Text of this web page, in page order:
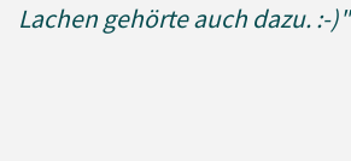
Lachen gehörte auch dazu. :-)"